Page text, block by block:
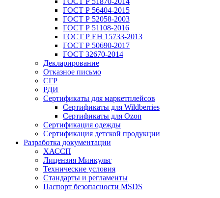
ГОСТ Р 56404-2015
ГОСТ Р 52058-2003
ГОСТ Р 51108-2016
ГОСТ Р ЕН 15733-2013
ГОСТ Р 50690-2017
ГОСТ 32670-2014
Декларирование
Отказное письмо
СГР
РДИ
Сертификаты для маркетплейсов
Сертификаты для Wildberries
Сертификаты для Ozon
Сертификация одежды
Сертификация детской продукции
Разработка документации
ХАССП
Лицензия Минкульт
Технические условия
Стандарты и регламенты
Паспорт безопасности MSDS